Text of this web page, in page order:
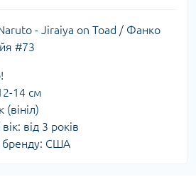
- Jiraiya on Toad / Фанко
#73
14 см
(вініл)
від 3 років
бренду: США